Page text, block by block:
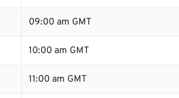
09:00 am GMT
10:00 am GMT
11:00 am GMT